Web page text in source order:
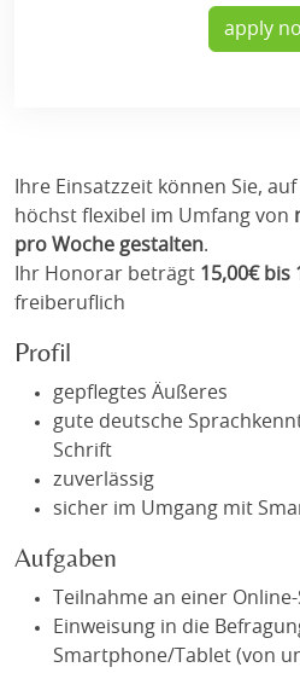
apply
Ihre Einsatzzeit können Sie,
höchst flexibel im Umfang von
pro Woche gestalten.
Ihr Honorar beträgt 15,00€ bis
freiberuflich
Profil
gepflegtes Äußeres
gute deutsche
Schrift
zuverlässig
sicher im Umgang mit
Aufgaben
Teilnahme an einer
Einweisung in die
Smartphone/Tablet (von